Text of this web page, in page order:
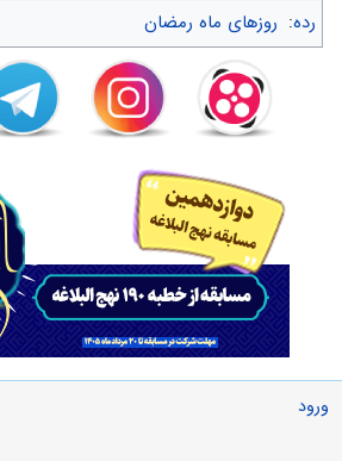
رده: روزهای ماه رمضان
ورود